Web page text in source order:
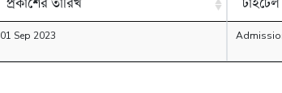
প্রকাশের তারিখ টাইটেল
01 Sep 2023